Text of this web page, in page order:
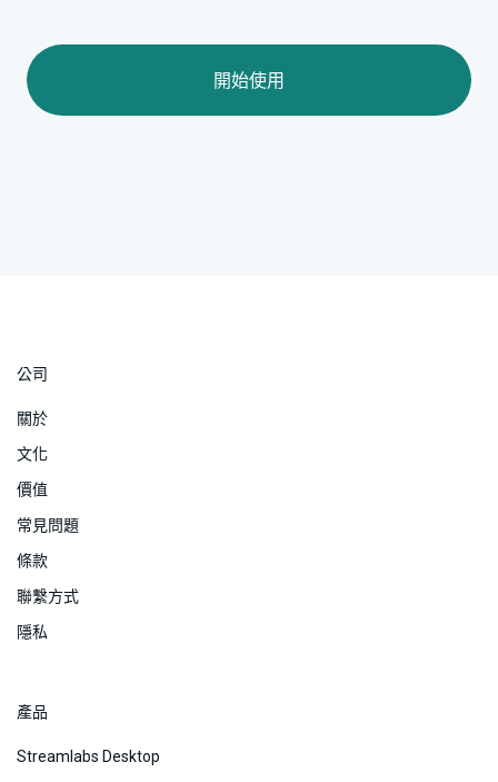
開始使用
公司
關於
文化
價值
常見問題
條款
聯繫方式
隱私
產品
Streamlabs Desktop